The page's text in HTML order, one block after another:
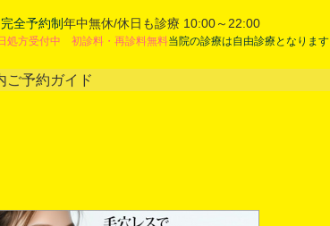
完全予約制年中無休/休日も診療 10:00～22:00
処方受付中 初診料・再診料無料当院の診療は自由診療となります
ご予約ガイド